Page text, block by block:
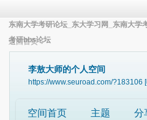
东南大学考研论坛_东大学习网_东南大
考研bbs论坛
返回首页
李敖大师的个人空间
https://www.seuroad.com/?183106
空间首页 主题 分